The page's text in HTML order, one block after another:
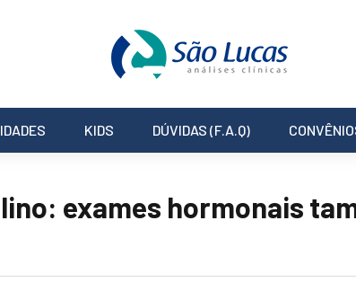
KIDS DÚVIDAS (F.A.Q)
exames hormonais